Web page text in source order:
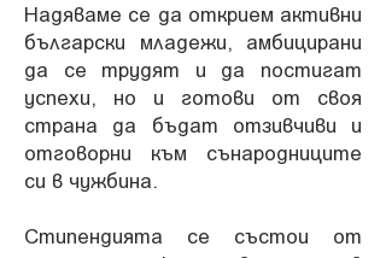
Надяваме се да открием активни
български младежи, амбицирани
да се трудят и да постигат
успехи, но и готови от своя
страна да бъдат отзивчиви и
отговорни към сънародниците
си в чужбина.
Стипендията се състои от